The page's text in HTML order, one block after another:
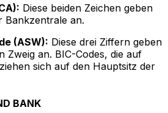
Diese beiden Zeichen geben
Bankzentrale an.
(ASW): Diese drei Ziffern geben
Zweig an. BIC-Codes, die auf
sich auf den Hauptsitz der
BANK